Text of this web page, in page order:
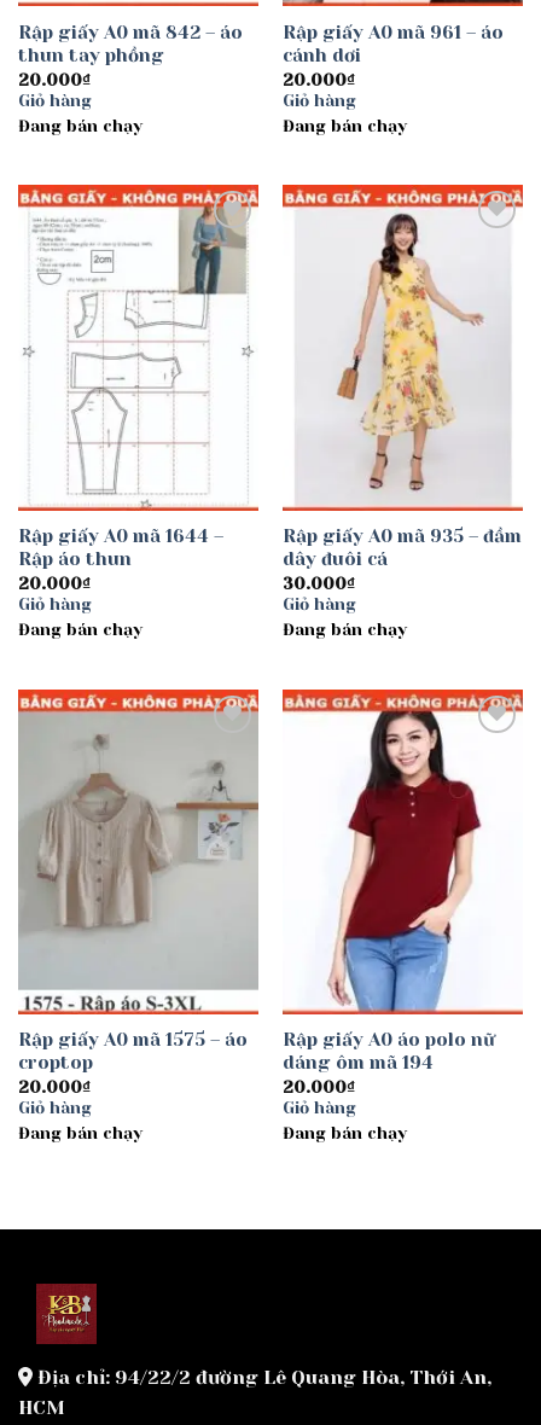
Rập giấy A0 mã 842 – áo
thun tay phồng
20.000₫
Giỏ hàng
Đang bán chạy
Rập giấy A0 mã 961 – áo
cánh dơi
20.000₫
Giỏ hàng
Đang bán chạy
Add to
wishlist
Rập giấy A0 mã 1644 –
Rập áo thun
20.000₫
Giỏ hàng
Đang bán chạy
Rập giấy A0 mã 935 – đầm
dây đuôi cá
30.000₫
Giỏ hàng
Đang bán chạy
wishlist
Rập giấy A0 mã 1575 – áo
croptop
20.000₫
Giỏ hàng
Đang bán chạy
Rập giấy A0 áo polo nữ
dáng ôm mã 194
20.000₫
Giỏ hàng
Đang bán chạy
Địa chỉ: 94/22/2 đường Lê Quang Hòa, Thới An,
HCM